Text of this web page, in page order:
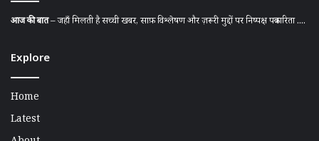
आज की बात– जहाँ मिलती है सच्ची खबर, साफ़ विश्लेषण और ज़रूरी मुद्दों पर निष्पक्ष पत्रकारिता ....
Explore
Home
Latest